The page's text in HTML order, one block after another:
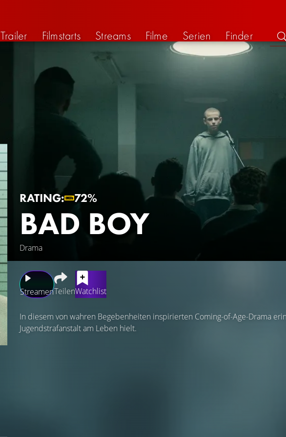
Trailer Filmstarts Streams Filme Serien Finder
RATING: 72%
BAD BOY
Drama
StreamenTeilenWatchlist
In diesem von wahren Begebenheiten inspirierten Coming-of-Age-Drama
Jugendstrafanstalt am Leben hielt.